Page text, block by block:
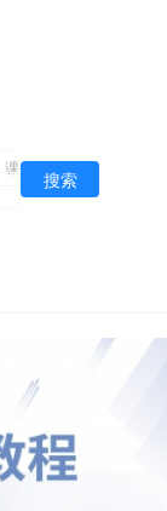
课
搜索